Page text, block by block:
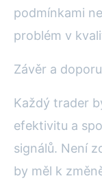
podmínkami
problém v
Závěr a
Každý trader
efektivitu a
signálů. Není
by měl k